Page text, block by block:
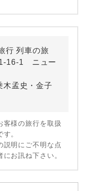
行 列車の旅
16-1 ニュー
木孟史・金子
様の旅行を取扱
。
説明にご不明な点
お訊ね下さい。